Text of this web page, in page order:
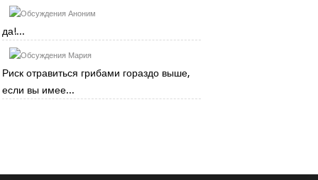
Аноним
да!...
Мария
Риск отравиться грибами гораздо выше,
если вы имее...